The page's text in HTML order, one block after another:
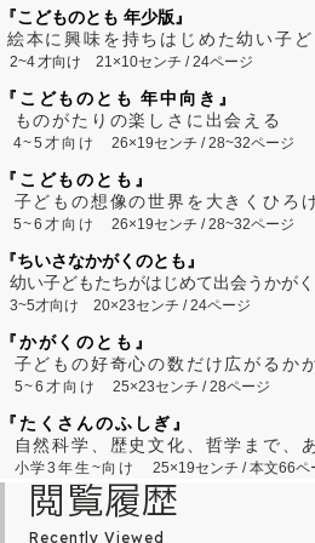
『こどものとも 年少版』
絵本に興味を持ちはじめた幼い子ど
2~4才向け 21×10センチ / 24ページ
『こどものとも 年中向き』
ものがたりの楽しさに出会える
4~5才向け26×19センチ / 28~32ページ
『こどものとも』
子どもの想像の世界を大きくひろ
5~6才向け26×19センチ / 28~32ページ
『ちいさなかがくのとも』
幼い子どもたちがはじめて出会うかがく
3~5才向け 20×23センチ / 24ページ
『かがくのとも』
子どもの好奇心の数だけ広がるか
5~6才向け25×23センチ / 28ページ
『たくさんのふしぎ』
自然科学、歴史文化、哲学まで、
小学3年生~向け 25×19センチ / 本文66ペ
閲覧履歴
Recently Viewed